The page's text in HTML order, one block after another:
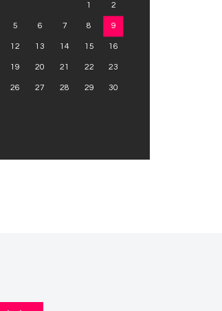
1 2
5 6 7 8 9
12 13 14 15 16
19 20 21 22 23
26 27 28 29 30